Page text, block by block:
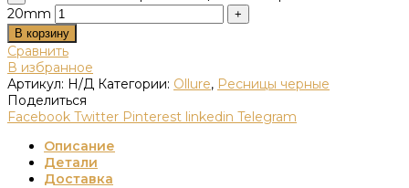
20mm
В корзину
Сравнить
В избранное
Артикул: Н/Д Категории: Ollure, Ресницы черные
Поделиться
Facebook Twitter Pinterest linkedin Telegram
Описание
Детали
Доставка